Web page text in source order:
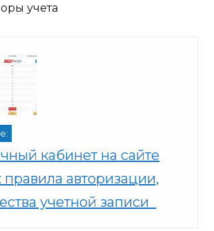
учета
кабинет на сайте
авторизации,
учетной записи